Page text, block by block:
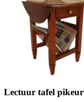
Lectuur tafel pikeur